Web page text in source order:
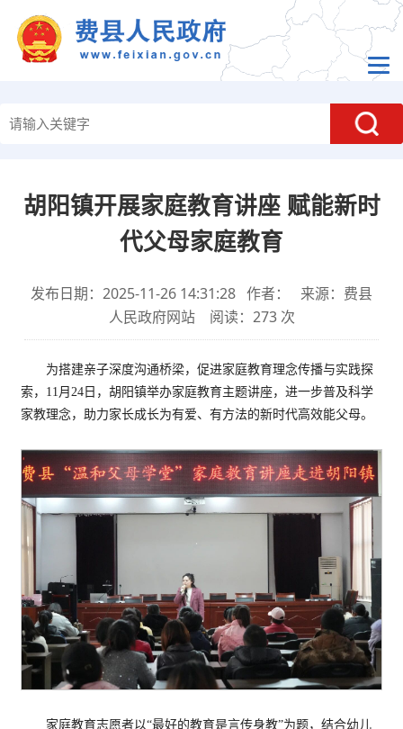
胡阳镇开展家庭教育讲座 赋能新时
代父母家庭教育
发布日期：2025-11-26 14:31:28 作者： 来源：费县
人民政府网站 阅读： 273次
为搭建亲子深度沟通桥梁，促进家庭教育理念传播与实践探
索，11月24日，胡阳镇举办家庭教育主题讲座，进一步普及科学
家教理念，助力家长成长为有爱、有方法的新时代高效能父母。
家庭教育志愿者以“最好的教育是言传身教”为题，结合幼儿